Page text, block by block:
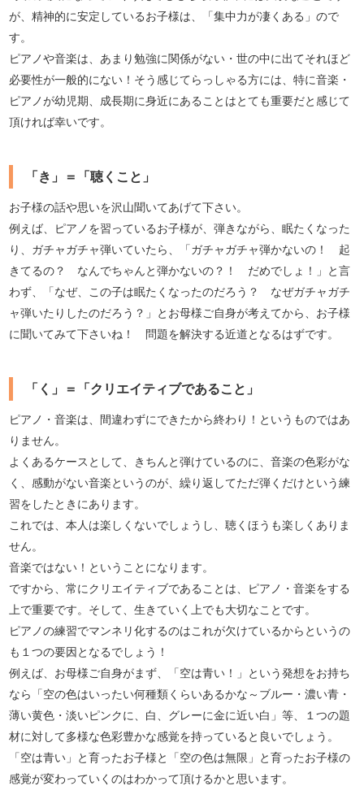
が、精神的に安定しているお子様は、「集中力が凄くある」ので
す。
ピアノや音楽は、あまり勉強に関係がない・世の中に出てそれほど
必要性が一般的にない！そう感じてらっしゃる方には、特に音楽・
ピアノが幼児期、成長期に身近にあることはとても重要だと感じて
頂ければ幸いです。
「き」＝「聴くこと」
お子様の話や思いを沢山聞いてあげて下さい。
例えば、ピアノを習っているお子様が、弾きながら、眠たくなった
り、ガチャガチャ弾いていたら、「ガチャガチャ弾かないの！ 起
きてるの？ なんでちゃんと弾かないの？！ だめでしょ！」と言
わず、「なぜ、この子は眠たくなったのだろう？ なぜガチャガチ
ャ弾いたりしたのだろう？」とお母様ご自身が考えてから、お子様
に聞いてみて下さいね！ 問題を解決する近道となるはずです。
「く」＝「クリエイティブであること」
ピアノ・音楽は、間違わずにできたから終わり！というものではあ
りません。
よくあるケースとして、きちんと弾けているのに、音楽の色彩がな
く、感動がない音楽というのが、繰り返してただ弾くだけという練
習をしたときにあります。
これでは、本人は楽しくないでしょうし、聴くほうも楽しくありま
せん。
音楽ではない！ということになります。
ですから、常にクリエイティブであることは、ピアノ・音楽をする
上で重要です。そして、生きていく上でも大切なことです。
ピアノの練習でマンネリ化するのはこれが欠けているからというの
も１つの要因となるでしょう！
例えば、お母様ご自身がまず、「空は青い！」という発想をお持ち
なら「空の色はいったい何種類くらいあるかな～ブルー・濃い青・
薄い黄色・淡いピンクに、白、グレーに金に近い白」等、１つの題
材に対して多様な色彩豊かな感覚を持っていると良いでしょう。
「空は青い」と育ったお子様と「空の色は無限」と育ったお子様の
感覚が変わっていくのはわかって頂けるかと思います。